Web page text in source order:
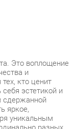
и
эстетикой и
уникальным
разных
эстетики,
В коллекции
синхронной